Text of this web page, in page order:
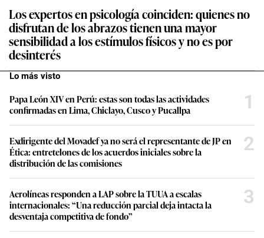
Los expertos en psicología coinciden: quienes no
disfrutan de los abrazos tienen una mayor
sensibilidad a los estímulos físicos y no es por
desinterés
Lo más visto
Papa León XIV en Perú: estas son todas las actividades
confirmadas en Lima, Chiclayo, Cusco y Pucallpa
1
Exdirigente del Movadef ya no será el representante de JP en
Ética: entretelones de los acuerdos iniciales sobre la
distribución de las comisiones
2
Aerolíneas responden a LAP sobre la TUUA a escalas
internacionales: “Una reducción parcial deja intacta la
desventaja competitiva de fondo”
3